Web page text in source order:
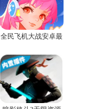
全民飞机大战安卓最